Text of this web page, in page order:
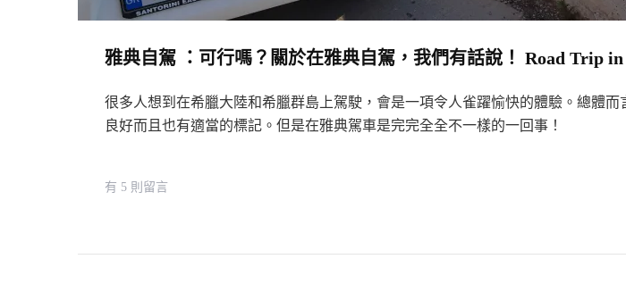
交
通
方
To
雅典自駕 ：可行嗎？關於在雅典自駕，我們有話說！ Road Trip in
很多人想到在希臘大陸和希臘群島上駕駛，會是一項令人雀躍愉快的體驗。總體而
良好而且也有適當的標記。但是在雅典駕車是完完全全不一樣的一回事！
在
有 5 則留言